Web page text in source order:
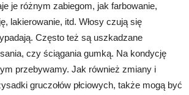
je różnym zabiegom, jak farbowanie,
lakierowanie, itd. Włosy czują się
Często też są uszkadzane
czy ściągania gumką. Na kondycję
przebywamy. Jak również zmiany i
gruczołów płciowych, także mogą być